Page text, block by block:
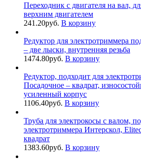
Переходник с двигателя на вал,
верхним двигателем
241.20руб. В корзину
Редуктор для электротриммера
– две лыски, внутренняя резьба
1474.80руб. В корзину
Редуктор, подходит для
Посадочное – квадрат,
усиленный корпус
1106.40руб. В корзину
Труба для электрокосы с валом,
электротриммера Интерскол,
квадрат
1383.60руб. В корзину